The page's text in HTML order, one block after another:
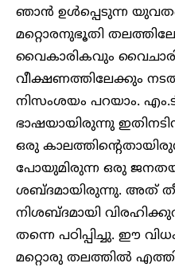
ഞാൻ ഉൾപ്പെടുന്ന
മറ്റൊരനുഭൂതി
വൈകാരികവും
വീക്ഷണത്തിലേക്കും
നിസംശയം പറയാം.
ഭാഷയായിരുന്നു
ഒരു
പോയുമിരുന്ന ഒരു
ശബ്ദമായിരുന്നു. അത്
നിശബ്ദമായി
തന്നെ പഠിപ്പിച്ചു. ഈ
മറ്റൊരു തലത്തിൽ